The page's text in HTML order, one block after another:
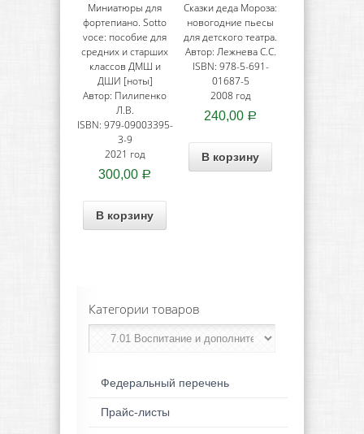
Миниатюры для
фортепиано. Sotto
voce: пособие для
средних и старших
классов ДМШ и
ДШИ [ноты]
Автор: Пилипенко
Л.В.
ISBN: 979-09003395-
3-9
2021 год
300,00 Р
В корзину
Сказки деда Мороза:
новогодние пьесы
для детского театра.
Автор: Лежнева С.С.
ISBN: 978-5-691-
01687-5
2008 год
240,00 Р
В корзину
Категории товаров
Федеральный перечень
Прайс-листы